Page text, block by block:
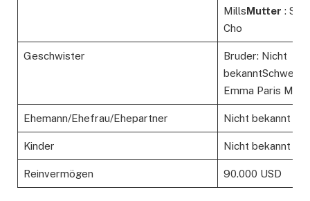
MillsMutter :
Cho
Geschwister
Bruder: Nicht
Emma Paris Mills
Ehemann/Ehefrau/Ehepartner Nicht bekannt
Kinder Nicht bekannt
Reinvermögen 90.000 USD